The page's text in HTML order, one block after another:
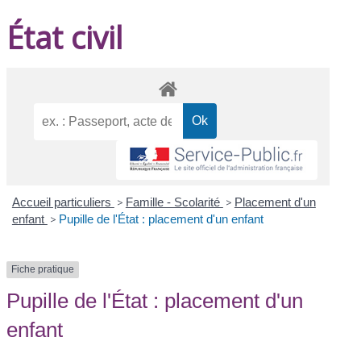
État civil
Accueil particuliers > Famille - Scolarité > Placement d'un
enfant > Pupille de l'État : placement d'un enfant
Fiche pratique
Pupille de l'État : placement d'un
enfant